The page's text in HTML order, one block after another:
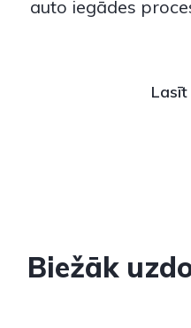
auto iegādes
Biežāk